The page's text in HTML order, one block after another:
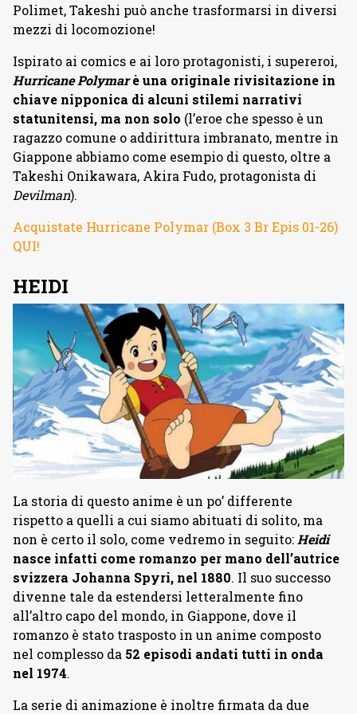
Polimet, Takeshi può anche trasformarsi in diversi
mezzi di locomozione!
Ispirato ai comics e ai loro protagonisti, i supereroi,
Hurricane Polymar è una originale rivisitazione in
chiave nipponica di alcuni stilemi narrativi
statunitensi, ma non solo (l’eroe che spesso è un
ragazzo comune o addirittura imbranato, mentre in
Giappone abbiamo come esempio di questo, oltre a
Takeshi Onikawara, Akira Fudo, protagonista di
Devilman).
Acquistate Hurricane Polymar (Box 3 Br Epis 01-26)
QUI!
HEIDI
La storia di questo anime è un po’ differente
rispetto a quelli a cui siamo abituati di solito, ma
non è certo il solo, come vedremo in seguito:Heidi
nasce infatti come romanzo per mano dell’autrice
svizzera Johanna Spyri, nel 1880. Il suo successo
divenne tale da estendersi letteralmente fino
all’altro capo del mondo, in Giappone, dove il
romanzo è stato trasposto in un anime composto
nel complesso da 52 episodi andati tutti in onda
nel 1974.
La serie di animazione è inoltre firmata da due